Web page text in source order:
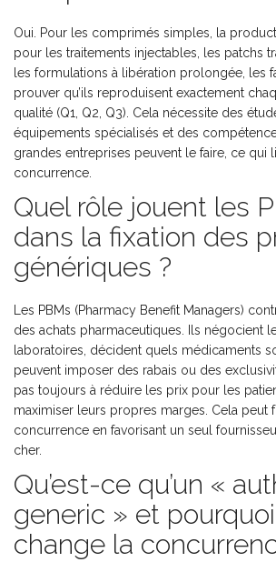
Oui. Pour les comprimés simples, la
pour les traitements injectables, les patchs
les formulations à libération prolongée, les
prouver qu’ils reproduisent exactement
qualité (Q1, Q2, Q3). Cela nécessite des
équipements spécialisés et des
grandes entreprises peuvent le faire, ce qui
concurrence.
Quel rôle jouent les
dans la fixation des
génériques ?
Les PBMs (Pharmacy Benefit Managers)
des achats pharmaceutiques. Ils négocient
laboratoires, décident quels médicaments
peuvent imposer des rabais ou des
pas toujours à réduire les prix pour les
maximiser leurs propres marges. Cela peut
concurrence en favorisant un seul
cher.
Qu’est-ce qu’un «
generic » et
change la